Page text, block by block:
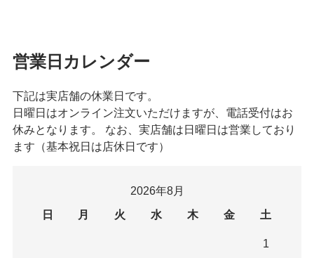
営業日カレンダー
下記は実店舗の休業日です。
日曜日はオンライン注文いただけますが、電話受付はお
休みとなります。 なお、実店舗は日曜日は営業しており
ます（基本祝日は店休日です）
2026年8月
日
月 火 水 木 金 土
1